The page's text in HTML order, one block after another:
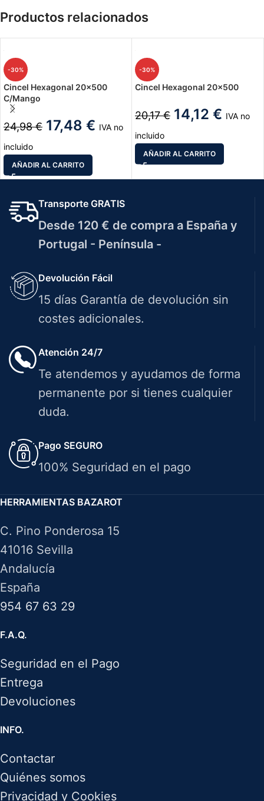
Productos relacionados
-30%
Cincel Hexagonal 20×500
C/Mango
24,98€ 17,48 € IVA no
incluido
AÑADIR AL CARRITO
-30%
Cincel Hexagonal 20×500
20,17€ 14,12 € IVA no
incluido
AÑADIR AL CARRITO
Transporte GRATIS
Desde 120 € de compra a España y
Portugal - Península -
Devolución Fácil
15 días Garantía de devolución sin
costes adicionales.
Atención 24/7
Te atendemos y ayudamos de forma
permanente por si tienes cualquier
duda.
Pago SEGURO
100% Seguridad en el pago
HERRAMIENTAS BAZAROT
C. Pino Ponderosa 15
41016 Sevilla
Andalucía
España
954 67 63 29
F.A.Q.
Seguridad en el Pago
Entrega
Devoluciones
INFO.
Contactar
Quiénes somos
Privacidad y Cookies